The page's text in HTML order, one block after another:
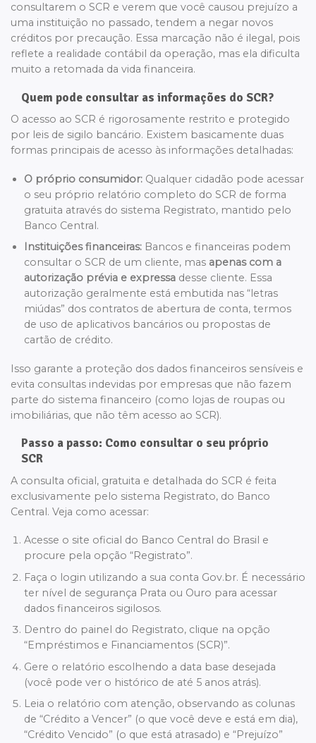
consultarem o SCR e verem que você causou prejuízo a
uma instituição no passado, tendem a negar novos
créditos por precaução. Essa marcação não é ilegal, pois
reflete a realidade contábil da operação, mas ela dificulta
muito a retomada da vida financeira.
Quem pode consultar as informações do SCR?
O acesso ao SCR é rigorosamente restrito e protegido
por leis de sigilo bancário. Existem basicamente duas
formas principais de acesso às informações detalhadas:
O próprio consumidor:Qualquer cidadão pode acessar
o seu próprio relatório completo do SCR de forma
gratuita através do sistema Registrato, mantido pelo
Banco Central.
Instituições financeiras:Bancos e financeiras podem
consultar o SCR de um cliente, mas apenas com a
autorização prévia e expressadesse cliente. Essa
autorização geralmente está embutida nas “letras
miúdas” dos contratos de abertura de conta, termos
de uso de aplicativos bancários ou propostas de
cartão de crédito.
Isso garante a proteção dos dados financeiros sensíveis e
evita consultas indevidas por empresas que não fazem
parte do sistema financeiro (como lojas de roupas ou
imobiliárias, que não têm acesso ao SCR).
Passo a passo: Como consultar o seu próprio
SCR
A consulta oficial, gratuita e detalhada do SCR é feita
exclusivamente pelo sistema Registrato, do Banco
Central. Veja como acessar:
Acesse o site oficial do Banco Central do Brasil e
procure pela opção “Registrato”.
Faça o login utilizando a sua conta Gov.br. É necessário
ter nível de segurança Prata ou Ouro para acessar
dados financeiros sigilosos.
Dentro do painel do Registrato, clique na opção
“Empréstimos e Financiamentos (SCR)”.
Gere o relatório escolhendo a data base desejada
(você pode ver o histórico de até 5 anos atrás).
Leia o relatório com atenção, observando as colunas
de “Crédito a Vencer” (o que você deve e está em dia),
“Crédito Vencido” (o que está atrasado) e “Prejuízo”